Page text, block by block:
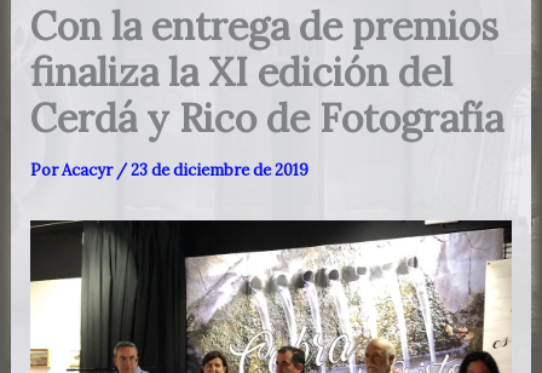
Con la entrega de premios
finaliza la XI edición del
Cerdá y Rico de Fotografía
PorAcacyr /23 de diciembre de 2019